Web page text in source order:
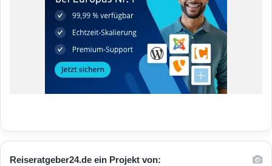
Reiseratgeber24.de ein Projekt von: